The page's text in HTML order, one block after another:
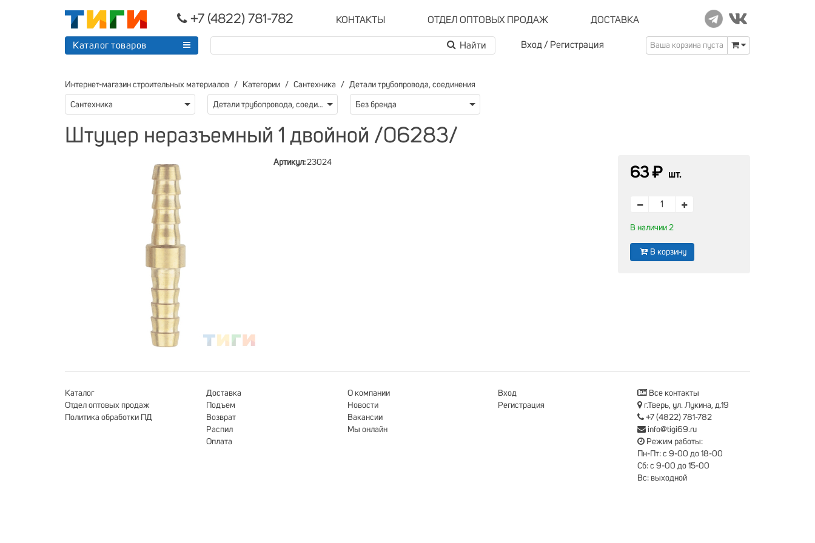
+7 (4822) 781-782 КОНТАКТЫ ОТДЕЛ ОПТОВЫХ ПРОДАЖ ДОСТАВКА
Каталог товаров Вход / Регистрация Ваша корзина пуста
Интернет-магазин строительных материалов Категории Сантехника Детали трубопровода, соединения
Сантехника Детали трубопровода, соединения Без бренда
Штуцер неразъемный 1 двойной /06283/
Артикул:23024
63 ₽ шт.
В наличии 2
В корзину
Каталог
Отдел оптовых продаж
Политика обработки ПД
Доставка
Подъем
Возврат
Распил
Оплата
О компании
Новости
Вакансии
Мы онлайн
Вход
Регистрация
Все контакты
г.Тверь, ул. Лукина, д.19
+7 (4822) 781-782
info@tigi69.ru
Режим работы:
Пн-Пт: с 9-00 до 18-00
Сб: с 9-00 до 15-00
Вс: выходной